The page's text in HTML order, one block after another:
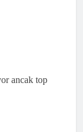
ancak top